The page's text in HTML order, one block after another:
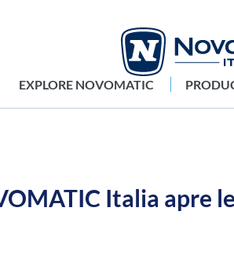
EXPLORE NOVOMATIC
Italia apre